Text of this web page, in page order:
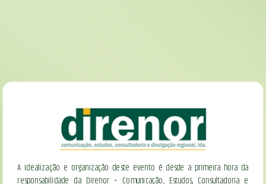
A idealização e organização deste evento é desde a primeira hora da
responsabilidade da Direnor – Comunicação, Estudos, Consultadoria e